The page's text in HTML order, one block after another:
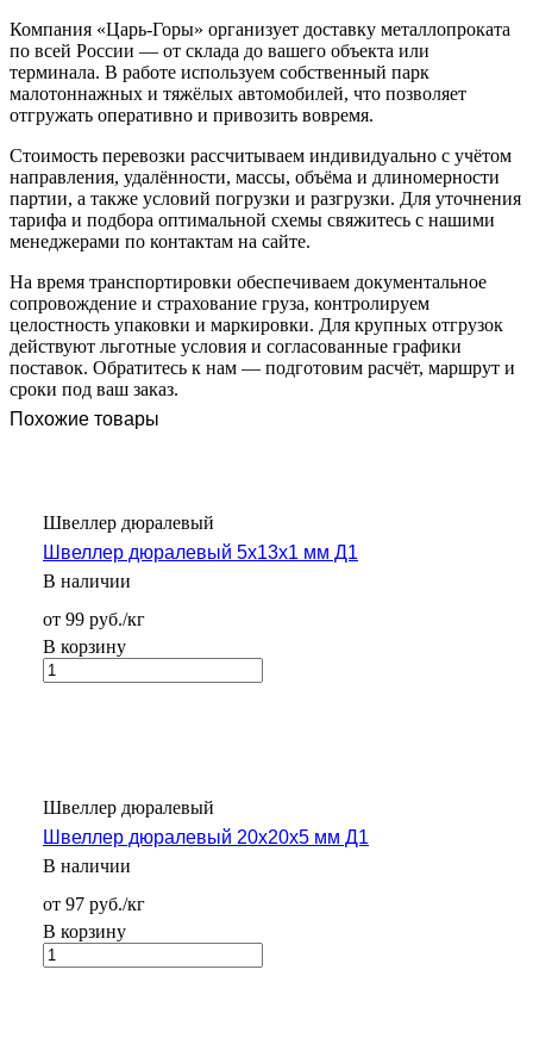
Компания «Царь-Горы» организует доставку металлопроката
по всей России — от склада до вашего объекта или
терминала. В работе используем собственный парк
малотоннажных и тяжёлых автомобилей, что позволяет
отгружать оперативно и привозить вовремя.
Стоимость перевозки рассчитываем индивидуально с учётом
направления, удалённости, массы, объёма и длиномерности
партии, а также условий погрузки и разгрузки. Для уточнения
тарифа и подбора оптимальной схемы свяжитесь с нашими
менеджерами по контактам на сайте.
На время транспортировки обеспечиваем документальное
сопровождение и страхование груза, контролируем
целостность упаковки и маркировки. Для крупных отгрузок
действуют льготные условия и согласованные графики
поставок. Обратитесь к нам — подготовим расчёт, маршрут и
сроки под ваш заказ.
Похожие товары
Швеллер дюралевый
Швеллер дюралевый 5х13х1 мм Д1
В наличии
от 99 руб./кг
В корзину
Швеллер дюралевый
Швеллер дюралевый 20х20х5 мм Д1
В наличии
от 97 руб./кг
В корзину